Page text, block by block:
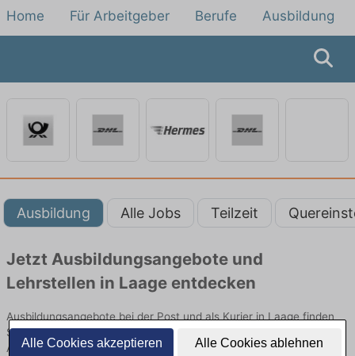
Alle Cookies akzeptieren Alle Cookies ablehnen
Home Für Arbeitgeber Berufe Ausbildung
Ausbildung Alle Jobs Teilzeit
Jetzt Ausbildungsangebote und
Lehrstellen in Laage entdecken
Ausbildungsangebote bei der Post und als Kurier in Laage finden
Sie von namhaften Firmen. Entdecken Sie freie Optionen von Top-
Arbeitgebern und bewerben Sie sich noch heute.